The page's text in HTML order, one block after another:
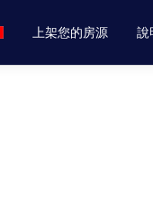
上架您的房源 說